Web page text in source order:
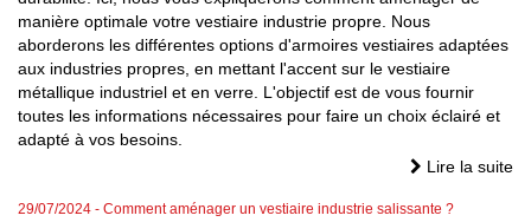
manière optimale votre vestiaire industrie propre. Nous
aborderons les différentes options d'armoires vestiaires adaptées
aux industries propres, en mettant l'accent sur le vestiaire
métallique industriel et en verre. L'objectif est de vous fournir
toutes les informations nécessaires pour faire un choix éclairé et
adapté à vos besoins.
Lire la suite
29/07/2024 - Comment aménager un vestiaire industrie salissante ?